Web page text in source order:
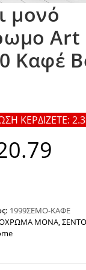
μονό
Art
Καφέ
ΚΕΡΔΙΖΕΤΕ:
1999ΣΕΜΟ-ΚΑΦΕ
ΜΟΝΑ,